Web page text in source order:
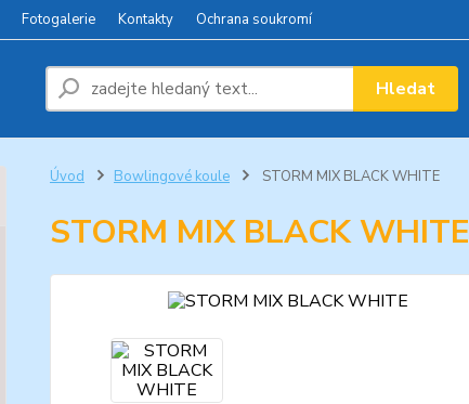
Fotogalerie Kontakty Ochrana soukromí
Hledat
Úvod Bowlingové koule STORM MIX BLACK WHITE
STORM MIX BLACK WHITE